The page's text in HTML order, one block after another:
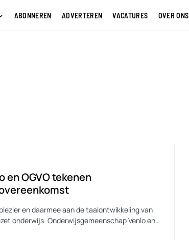
ABONNEREN ADVERTEREN VACATURES OVER ONS
en OGVO tekenen
en daarmee aan de taalontwikkeling van
onderwijs. Onderwijsgemeenschap Venlo en…